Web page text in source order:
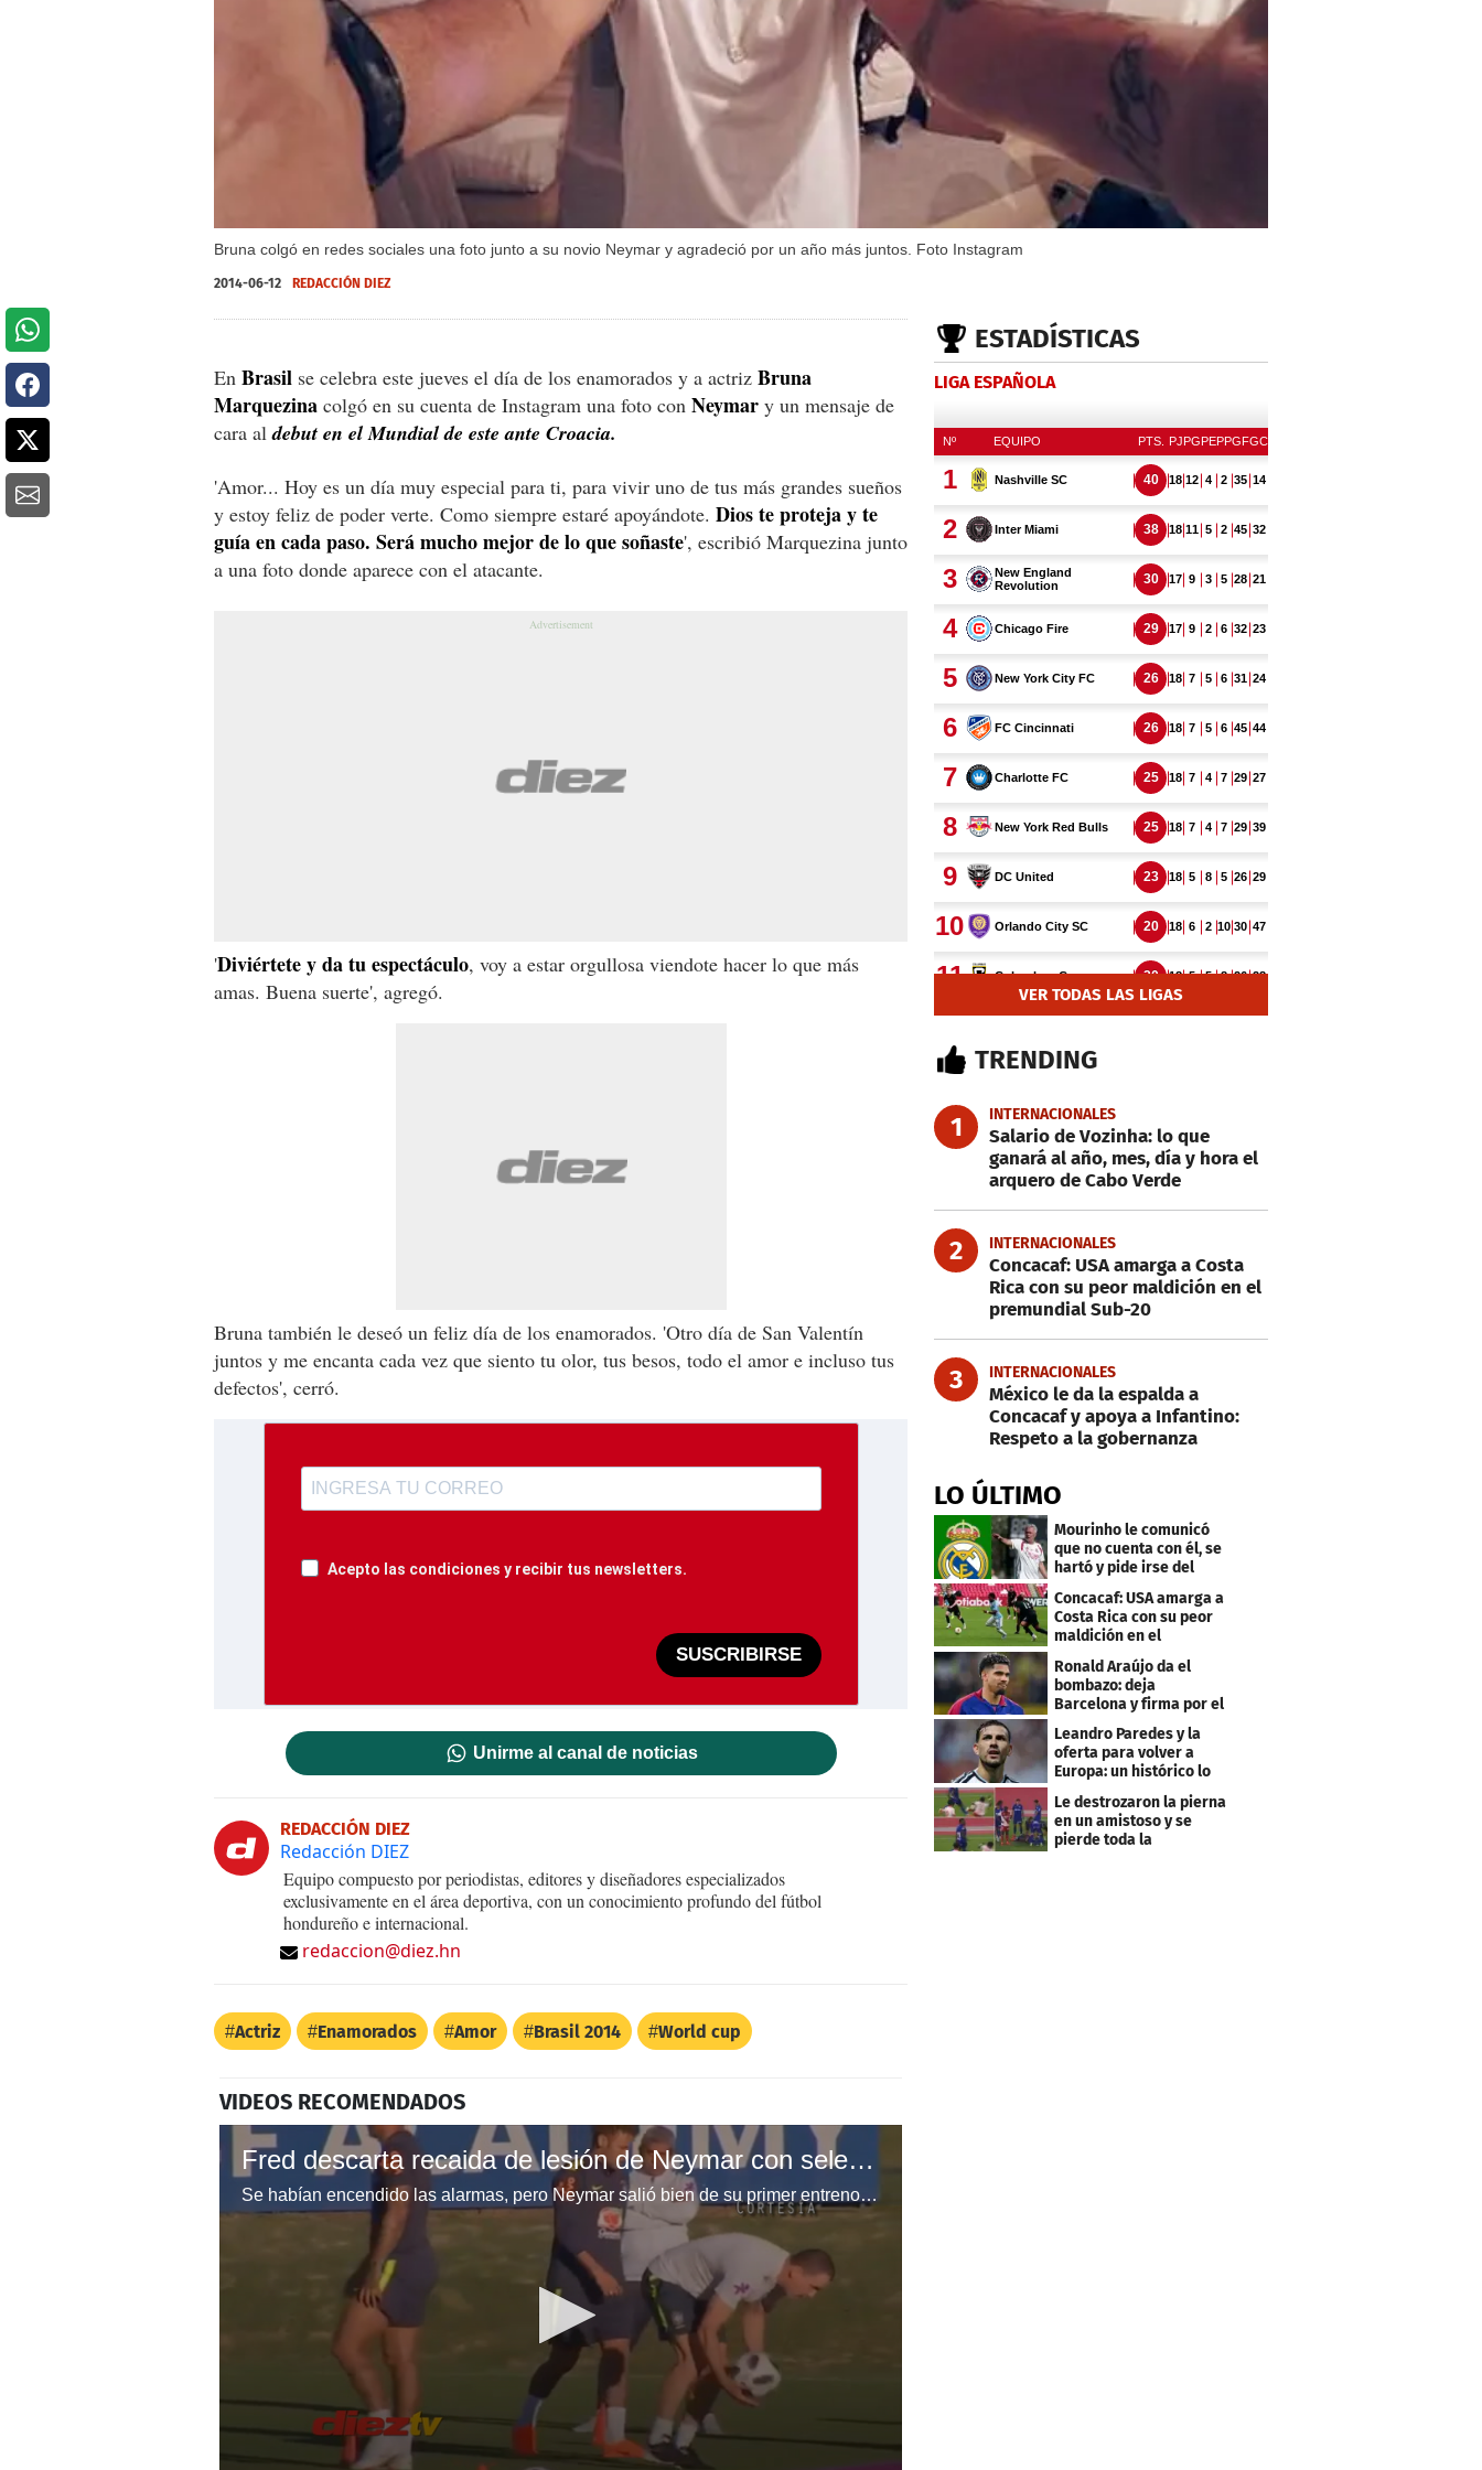
Bruna colgó en redes sociales una foto junto a su novio Neymar y agradeció por un año más juntos. Foto Instagram
2014-06-12 REDACCIÓN DIEZ
En Brasil se celebra este jueves el día de los enamorados y a actriz Bruna
Marquezina colgó en su cuenta de Instagram una foto con Neymar y un mensaje de
cara aldebut en el Mundial de este ante Croacia.
'Amor... Hoy es un día muy especial para ti, para vivir uno de tus más grandes sueños
y estoy feliz de poder verte. Como siempre estaré apoyándote. Dios te proteja y te
guía en cada paso. Será mucho mejor de lo que soñaste', escribió Marquezina junto
a una foto donde aparece con el atacante.
'Diviértete y da tu espectáculo, voy a estar orgullosa viendote hacer lo que más
amas. Buena suerte', agregó.
Bruna también le deseó un feliz día de los enamorados. 'Otro día de San Valentín
juntos y me encanta cada vez que siento tu olor, tus besos, todo el amor e incluso tus
defectos', cerró.
Acepto las condiciones y recibir tus newsletters.
SUSCRIBIRSE
Unirme al canal de noticias
REDACCIÓN DIEZ
Redacción DIEZ
Equipo compuesto por periodistas, editores y diseñadores especializados
exclusivamente en el área deportiva, con un conocimiento profundo del fútbol
hondureño e internacional.
redaccion@diez.hn
Actriz Enamorados Amor Brasil 2014 World cup
VIDEOS RECOMENDADOS
Fred descarta recaida de lesión de Neymar con selección de Brasil
Se habían encendido las alarmas, pero Neymar salió bien de su primer entreno con la selección de Brasil.
ESTADÍSTICAS
LIGA ESPAÑOLA
VER TODAS LAS LIGAS
TRENDING
1 INTERNACIONALES
Salario de Vozinha: lo que
ganará al año, mes, día y hora el
arquero de Cabo Verde
2 INTERNACIONALES
Concacaf: USA amarga a Costa
Rica con su peor maldición en el
premundial Sub-20
3 INTERNACIONALES
México le da la espalda a
Concacaf y apoya a Infantino:
Respeto a la gobernanza
LO ÚLTIMO
Mourinho le comunicó
que no cuenta con él, se
hartó y pide irse del
Concacaf: USA amarga a
Costa Rica con su peor
maldición en el
premundial Sub-20
Ronald Araújo da el
bombazo: deja
Barcelona y firma por el
club menos pensado
Leandro Paredes y la
oferta para volver a
Europa: un histórico lo
Le destrozaron la pierna
en un amistoso y se
pierde toda la